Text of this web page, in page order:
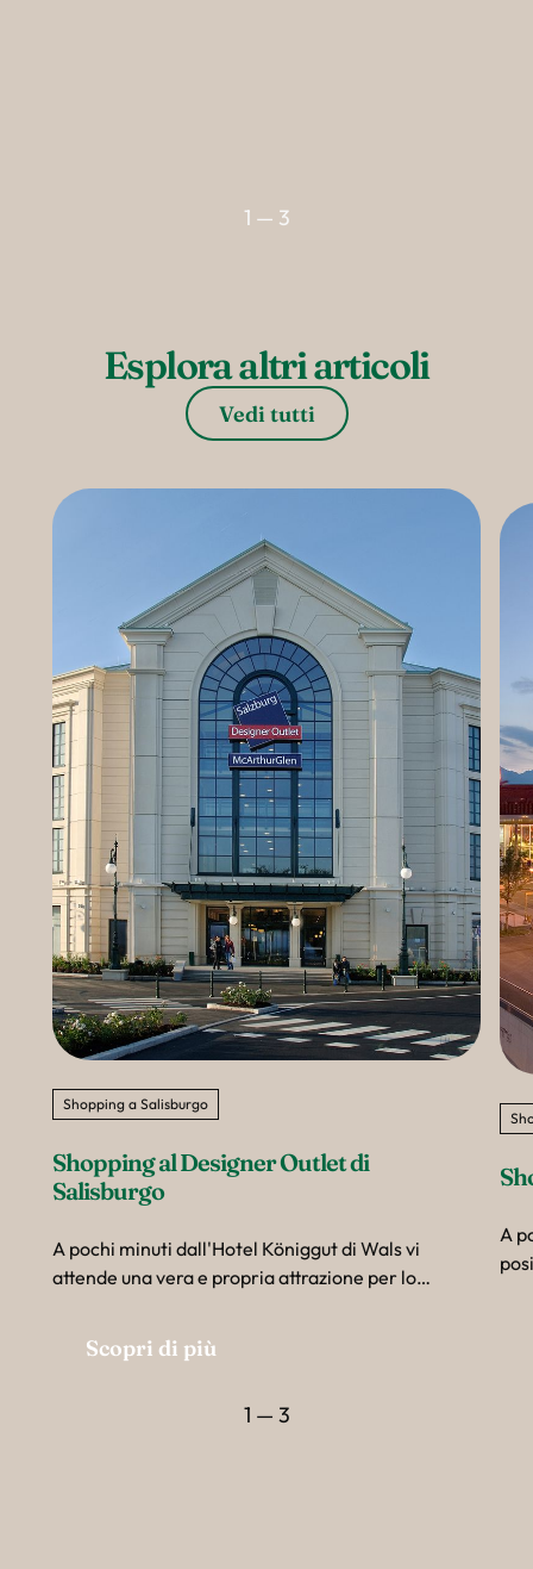
1 — 3
Esplora altri articoli
Vedi tutti
Shopping a Salisburgo
Shopping al Designer Outlet di
Salisburgo
A pochi minuti dall'Hotel Königgut di Wals vi
attende una vera e propria attrazione per lo
Scopri di più
A
1 — 3